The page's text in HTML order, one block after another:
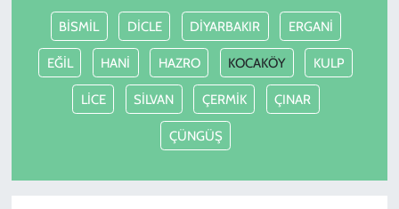
BİSMİL DİCLE DİYARBAKIR ERGANİ
EĞİL HANİ HAZRO KOCAKÖY KULP
LİCE SİLVAN ÇERMİK ÇINAR
ÇÜNGÜŞ